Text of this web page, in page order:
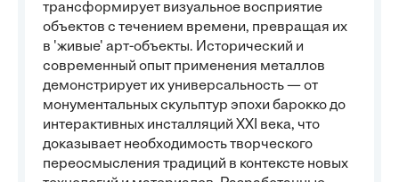
трансформирует визуальное восприятие
объектов с течением времени, превращая их
в 'живые' арт-объекты. Исторический и
современный опыт применения металлов
демонстрирует их универсальность — от
монументальных скульптур эпохи барокко до
интерактивных инсталляций XXI века, что
доказывает необходимость творческого
переосмысления традиций в контексте новых